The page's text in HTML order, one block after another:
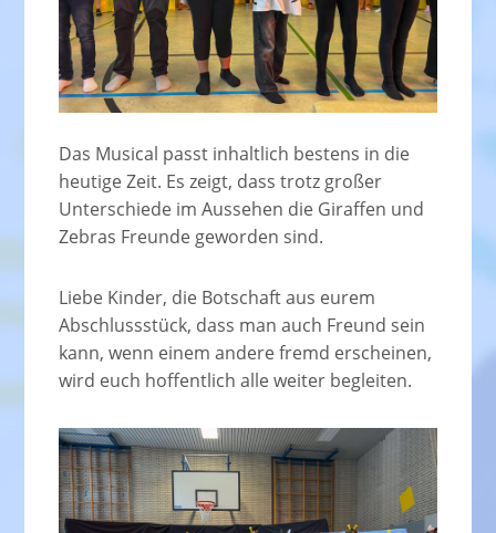
Das Musical passt inhaltlich bestens in die
heutige Zeit. Es zeigt, dass trotz großer
Unterschiede im Aussehen die Giraffen und
Zebras Freunde geworden sind.
Liebe Kinder, die Botschaft aus eurem
Abschlussstück, dass man auch Freund sein
kann, wenn einem andere fremd erscheinen,
wird euch hoffentlich alle weiter begleiten.